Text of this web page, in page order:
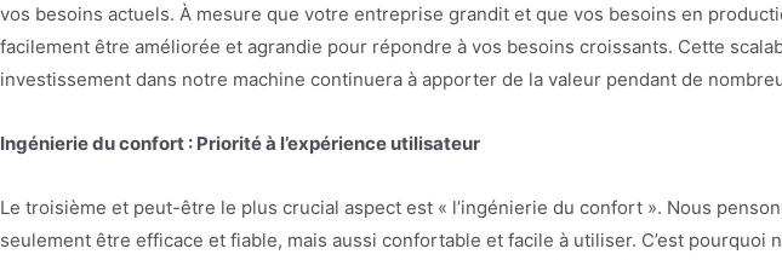
vos besoins actuels. À mesure que votre entreprise grandit et que vos besoins en
facilement être améliorée et agrandie pour répondre à vos besoins croissants. Cette
investissement dans notre machine continuera à apporter de la valeur pendant de
Ingénierie du confort : Priorité à l’expérience utilisateur
Le troisième et peut-être le plus crucial aspect est « l’ingénierie du confort ». Nous
seulement être efficace et fiable, mais aussi confortable et facile à utiliser. C’est pourquoi